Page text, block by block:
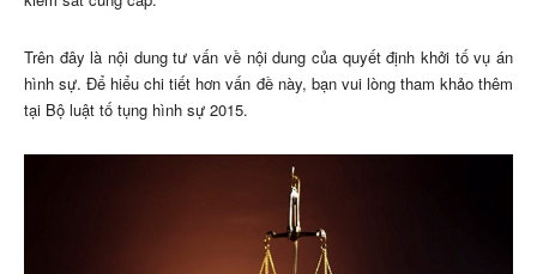
Trên đây là nội dung tư vấn về nội dung của quyết định khởi tố vụ án
hình sự. Để hiểu chi tiết hơn vấn đề này, bạn vui lòng tham khảo thêm
tại Bộ luật tố tụng hình sự 2015.